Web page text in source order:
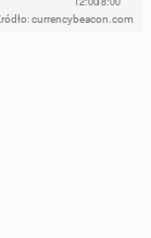
currencybeacon.com